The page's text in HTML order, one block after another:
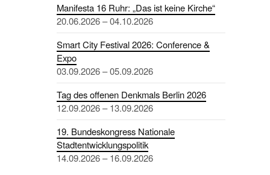
Manifesta 16 Ruhr: „Das ist keine Kirche“
20.06.2026 – 04.10.2026
Smart City Festival 2026: Conference &
Expo
03.09.2026 – 05.09.2026
Tag des offenen Denkmals Berlin 2026
12.09.2026 – 13.09.2026
19. Bundeskongress Nationale
Stadtentwicklungspolitik
14.09.2026 – 16.09.2026